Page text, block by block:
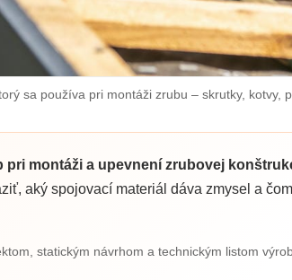
sa používa pri montáži zrubu – skrutky, kotvy,
montáži a upevnení zrubovej
aký spojovací materiál dáva zmysel a
statickým návrhom a technickým listom